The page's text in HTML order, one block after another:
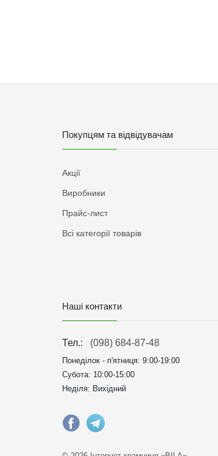
Покупцям та відвідувачам
Акції
Виробники
Прайс-лист
Всі категорії товарів
Наші контакти
Тел.: (098) 684-87-48
Понеділок - п'ятниця: 9:00-19:00
Субота: 10:00-15:00
Неділя: Вихідний